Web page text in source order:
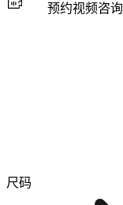
预约视频咨询
尺码